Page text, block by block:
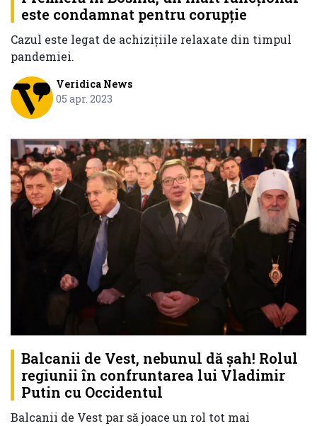
este condamnat pentru corupție
Cazul este legat de achizițiile relaxate din timpul
pandemiei.
Veridica News
05 apr. 2023
Balcanii de Vest, nebunul dă șah! Rolul
regiunii în confruntarea lui Vladimir
Putin cu Occidentul
Balcanii de Vest par să joace un rol tot mai